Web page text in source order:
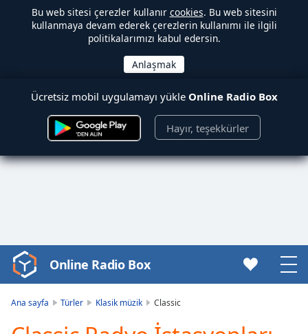
Bu web sitesi çerezler kullanır cookies. Bu web sitesini
kullanmaya devam ederek çerezlerin kullanımı ile ilgili
politikalarımızı kabul edersin.
Ücretsiz mobil uygulamayı yükle Online Radio Box
Hayır, teşekkürler
Video
Player
Play
Online Radio Box
Ana sayfa Türler Klasik müzik Classic